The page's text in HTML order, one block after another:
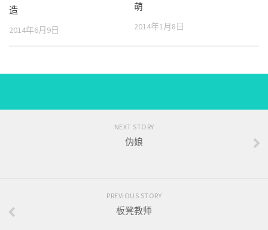
造
2014年6月9日
萌
2014年1月8日
NEXT STORY
伪娘
PREVIOUS STORY
板凳教师